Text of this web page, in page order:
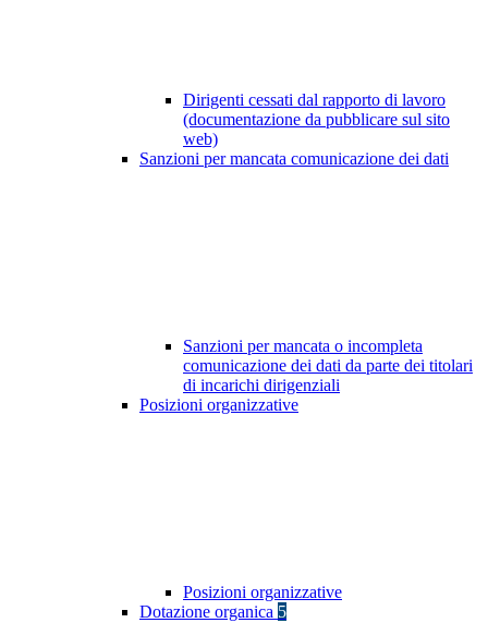
Dirigenti cessati dal rapporto di lavoro
(documentazione da pubblicare sul sito
web)
Sanzioni per mancata comunicazione dei dati
Sanzioni per mancata o incompleta
comunicazione dei dati da parte dei titolari
di incarichi dirigenziali
Posizioni organizzative
Posizioni organizzative
Dotazione organica 5